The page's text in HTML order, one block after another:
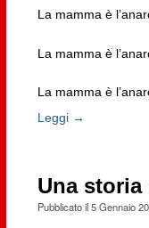
La mamma è
La mamma è
La mamma è
Leggi →
Una
Pubblicato il5 Gennaio